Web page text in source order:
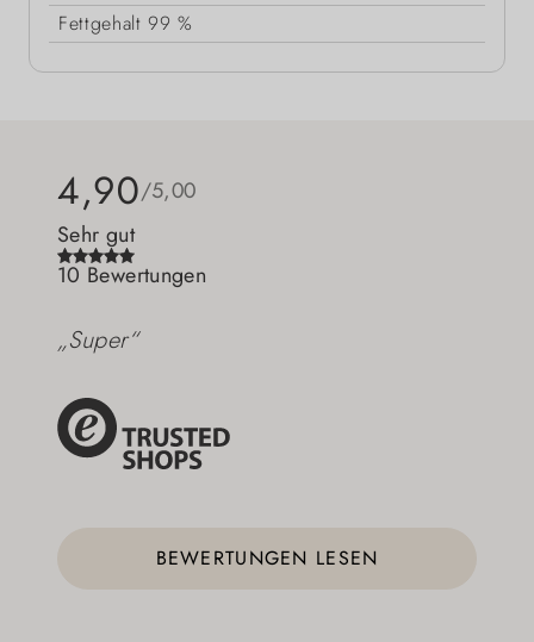
Fettgehalt 99 %
4,90/5,00
Sehr gut
10 Bewertungen
„Super“
BEWERTUNGEN LESEN